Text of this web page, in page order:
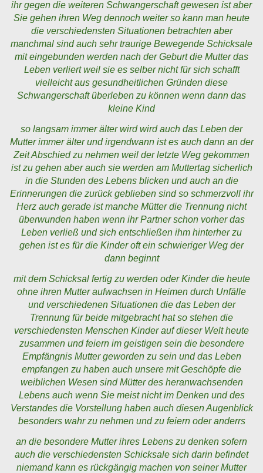
ihr gegen die weiteren Schwangerschaft gewesen ist aber
Sie gehen ihren Weg dennoch weiter so kann man heute
die verschiedensten Situationen betrachten aber
manchmal sind auch sehr traurige Bewegende Schicksale
mit eingebunden werden nach der Geburt die Mutter das
Leben verliert weil sie es selber nicht für sich schafft
vielleicht aus gesundheitlichen Gründen diese
Schwangerschaft überleben zu können wenn dann das
kleine Kind
so langsam immer älter wird wird auch das Leben der
Mutter immer älter und irgendwann ist es auch dann an der
Zeit Abschied zu nehmen weil der letzte Weg gekommen
ist zu gehen aber auch sie werden am Muttertag sicherlich
in die Stunden des Lebens blicken und auch an die
Erinnerungen die zurück geblieben sind so schmerzvoll ihr
Herz auch gerade ist manche Mütter die Trennung nicht
überwunden haben wenn ihr Partner schon vorher das
Leben verließ und sich entschließen ihm hinterher zu
gehen ist es für die Kinder oft ein schwieriger Weg der
dann beginnt
mit dem Schicksal fertig zu werden oder Kinder die heute
ohne ihren Mutter aufwachsen in Heimen durch Unfälle
und verschiedenen Situationen die das Leben der
Trennung für beide mitgebracht hat so stehen die
verschiedensten Menschen Kinder auf dieser Welt heute
zusammen und feiern im geistigen sein die besondere
Empfängnis Mutter geworden zu sein und das Leben
empfangen zu haben auch unsere mit Geschöpfe die
weiblichen Wesen sind Mütter des heranwachsenden
Lebens auch wenn Sie meist nicht im Denken und des
Verstandes die Vorstellung haben auch diesen Augenblick
besonders wahr zu nehmen und zu feiern oder anderrs
an die besondere Mutter ihres Lebens zu denken sofern
auch die verschiedensten Schicksale sich darin befindet
niemand kann es rückgängig machen von seiner Mutter